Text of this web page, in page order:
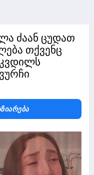
ძაან ცუდათ
თქვენც